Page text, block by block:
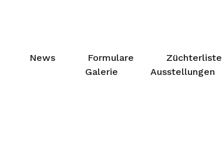
News Formulare Züchterliste
Galerie
Ausstellungen